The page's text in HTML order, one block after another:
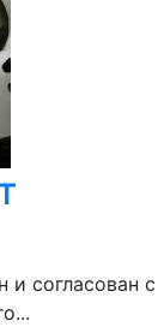
и согласован с